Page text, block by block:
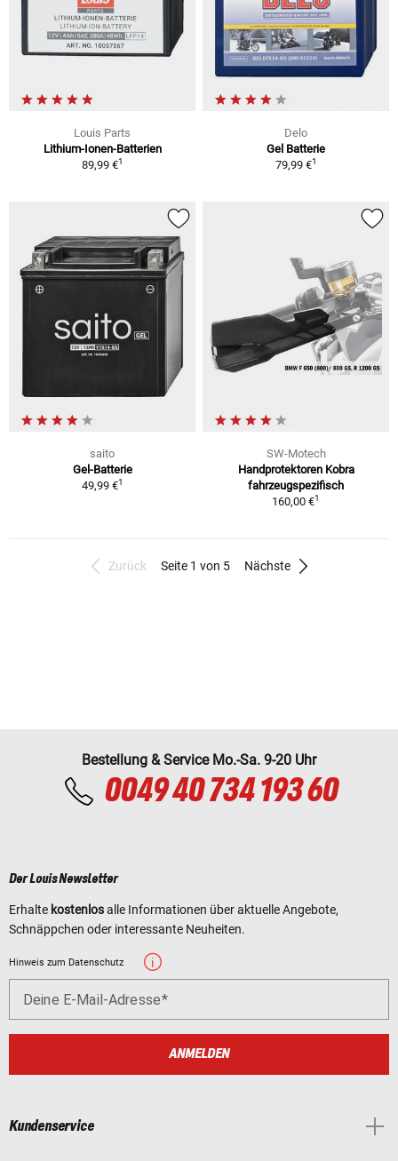
Louis Parts
Lithium-Ionen-Batterien
89,99 €1
Delo
Gel Batterie
79,99 €1
saito
Gel-Batterie
49,99 €1
SW-Motech
Handprotektoren Kobra
fahrzeugspezifisch
160,00 €1
Zurück Seite 1 von 5 Nächste
Bestellung & Service Mo.-Sa. 9-20 Uhr
0049 40 734 193 60
Der Louis Newsletter
Erhalte kostenlosalle Informationen über aktuelle Angebote,
Schnäppchen oder interessante Neuheiten.
Hinweis zum Datenschutz
Deine E-Mail-Adresse
ANMELDEN
Kundenservice